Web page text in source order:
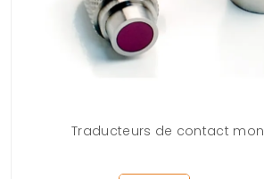
Traducteurs de contact